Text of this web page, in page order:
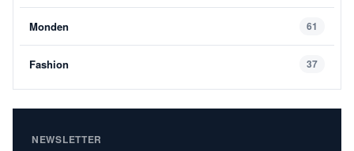
Monden 61
Fashion 37
NEWSLETTER